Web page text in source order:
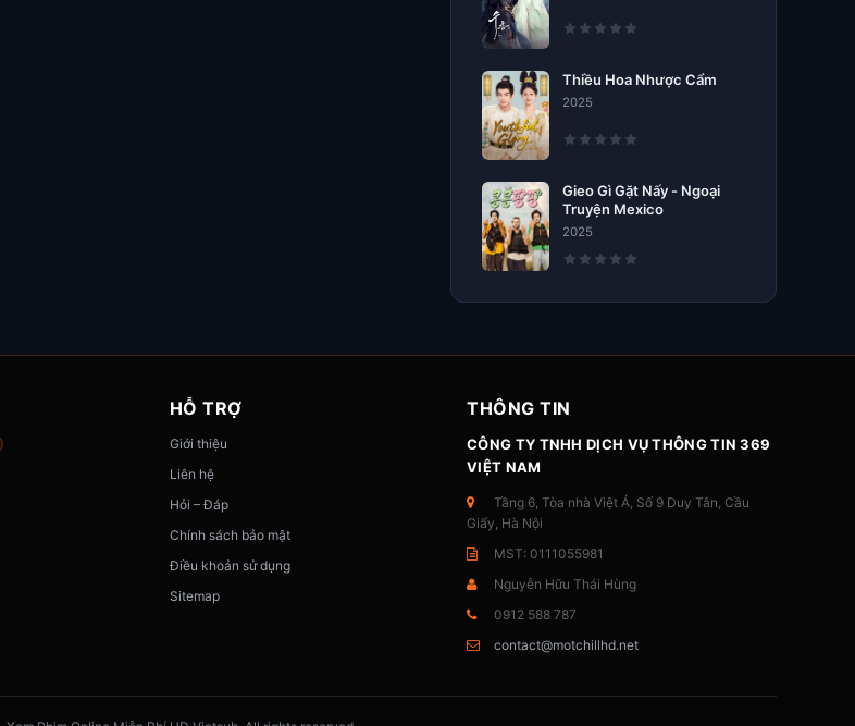
Thiều Hoa Nhược Cẩm
2025
Gieo Gì Gặt Nấy - Ngoại
Truyện Mexico
2025
HỖ TRỢ
Giới thiệu
Liên hệ
Hỏi – Đáp
Chính sách bảo mật
Điều khoản sử dụng
Sitemap
THÔNG TIN
CÔNG TY TNHH DỊCH VỤ THÔNG TIN 369
VIỆT NAM
Tầng 6, Tòa nhà Việt Á, Số 9 Duy Tân, Cầu
Giấy, Hà Nội
MST: 0111055981
Nguyễn Hữu Thái Hùng
0912 588 787
contact@motchillhd.net